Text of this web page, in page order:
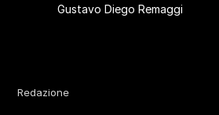
Gustavo Diego Remaggi
Redazione